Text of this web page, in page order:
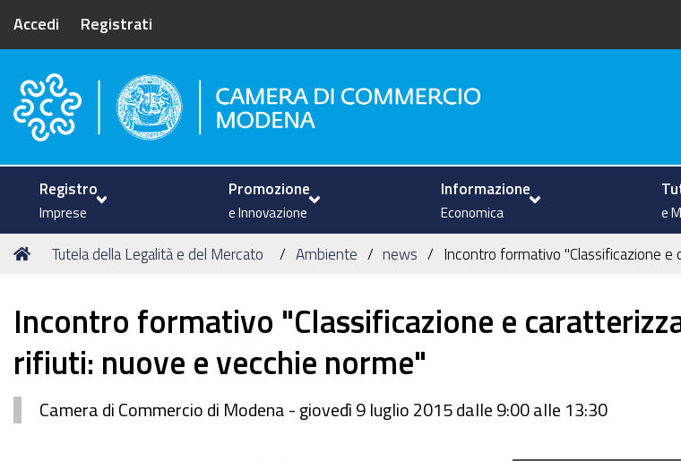
Accedi Registrati
Camera di Commercio di Modena
Registro
Imprese
Promozione
e Innovazione
Informazione
Economica e
Tu
Home
Tutela della Legalità e del Mercato Ambiente news Incontro formativo "Classificazione e
Incontro formativo "Classificazione e
rifiuti: nuove e vecchie norme"
Camera di Commercio di Modena - giovedì 9 luglio 2015 dalle 9:00 alle 13:30